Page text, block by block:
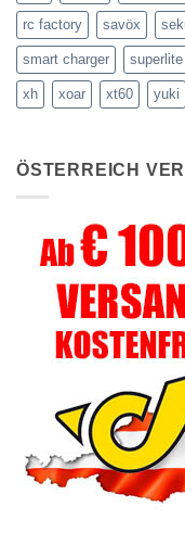
rc factory savöx
smart charger superlite
xh xoar xt60 yuki
ÖSTERREICH